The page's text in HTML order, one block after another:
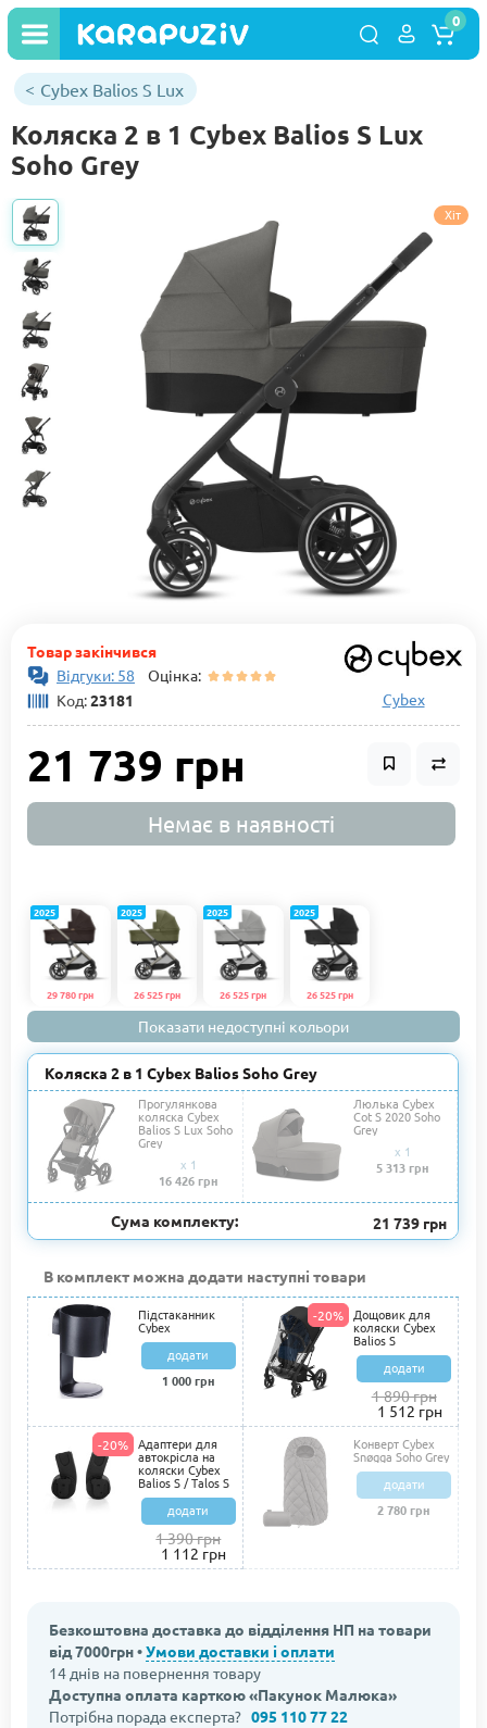
0
Cybex Balios S Lux
Коляска 2 в 1 Cybex Balios S Lux
Soho Grey
Хіт
Товар закінчився
Відгуки: 58 Оцінка:
Код:23181 Cybex
21 739 грн
Немає в наявності
29 780 грн
2025
26 525 грн
2025
26 525 грн
2025
26 525 грн
2025
Показати недоступні кольори
Коляска 2 в 1 Cybex Balios Soho Grey
Прогулянкова
коляска Cybex
Balios S Lux Soho
Grey
x 1
16 426 грн
Люлька Cybex
Cot S 2020 Soho
Grey
x 1
5 313 грн
Сума комплекту: 21 739 грн
В комплект можна додати наступні товари
Підстаканник
Cybex
додати
1 000 грн
-20% Дощовик для
коляски Cybex
Balios S
додати
1 890 грн
1 512 грн
-20% Адаптери для
автокрісла на
коляски Cybex
Balios S / Talos S
додати
1 390 грн
1 112 грн
Конверт Cybex
Snøgga Soho Grey
додати
2 780 грн
Безкоштовна доставка до відділення НП на товари
від 7000грн •Умови доставки і оплати
14 днів на повернення товару
Доступна оплата карткою «Пакунок Малюка»
Потрібна порада експерта? 095 110 77 22